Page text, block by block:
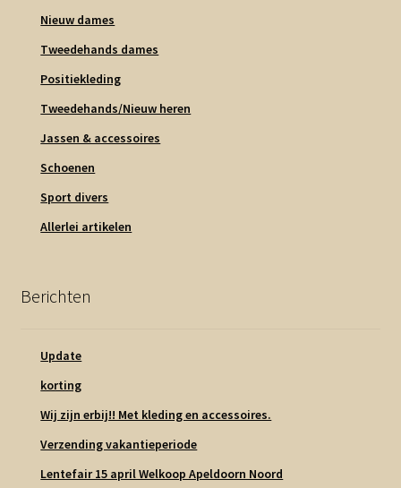
Nieuw dames
Tweedehands dames
Positiekleding
Tweedehands/Nieuw heren
Jassen & accessoires
Schoenen
Sport divers
Allerlei artikelen
Berichten
Update
korting
Wij zijn erbij!! Met kleding en accessoires.
Verzending vakantieperiode
Lentefair 15 april Welkoop Apeldoorn Noord